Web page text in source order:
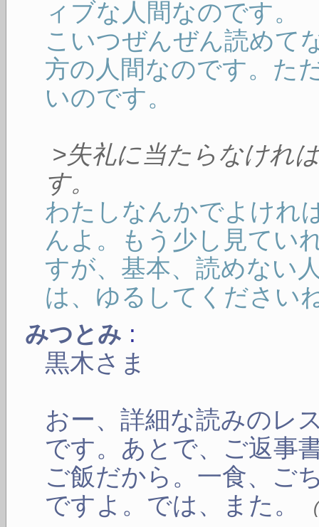
ィブな人間なのです。
こいつぜんぜん読めて
方の人間なのです。た
いのです。
>失礼に当たらなけれ
す。
わたしなんかでよけれ
んよ。もう少し見てい
すが、基本、読めない
は、ゆるしてください
みつとみ :
黒木さま
おー、詳細な読みのレ
です。あとで、ご返事
ご飯だから。一食、ご
ですよ。では、また。
(